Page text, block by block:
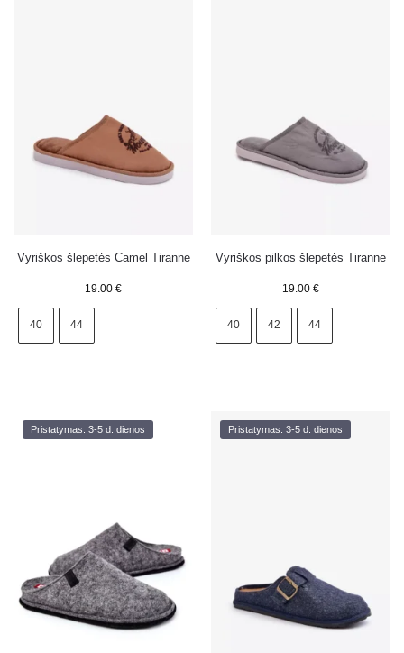
Vyriškos šlepetės Camel Tiranne
19.00 €
40 44
Vyriškos pilkos šlepetės Tiranne
19.00 €
40 42 44
Pristatymas: 3-5 d. dienos Pristatymas: 3-5 d. dienos